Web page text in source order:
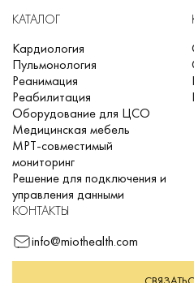
КАТАЛОГ
Кардиология
Пульмонология
Реанимация
Реабилитация
Оборудование для ЦСО
Медицинская мебель
МРТ-совместимый
мониторинг
Решение для подключения и
управления данными
КОНТАКТЫ
info@miothealth.com